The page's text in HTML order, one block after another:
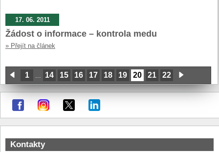
17. 06. 2011
Žádost o informace – kontrola medu
» Přejít na článek
1 14 15 16 17 18 19 20 21 22
Kontakty